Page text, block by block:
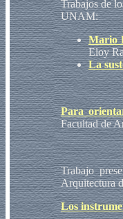
Trabajos de
UNAM:
Mario
Eloy
La
Para
Facultad de
Trabajo
Arquitectura
Los